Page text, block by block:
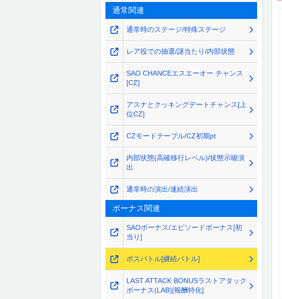
通常関連
通常時のステージ/特殊ステージ
レア役での抽選/謎当たり/内部状態
SAO CHANCEエスエーオー チャンス
[CZ]
アスナとクッキングデートチャンス[上
位CZ]
CZモードテーブル/CZ初期pt
内部状態(高確移行レベル)/状態示唆演
出
通常時の演出/連続演出
ボーナス関連
SAOボーナス/エピソードボーナス[初
当り]
ボスバトル[継続バトル]
LAST ATTACK BONUSラストアタック
ボーナス(LAB)[報酬特化]